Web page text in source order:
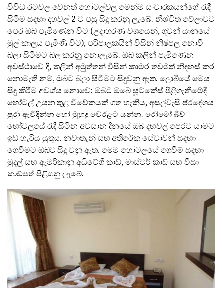
විවිධ රටවල වෙනත් හෝටල්වල මෙන්ම සංචාරකයන්ගේ රැඳී
සිටීම සඳහා දහවල් 2 ට පසු සිදු කරනු ලැබේ. නිශ්චිත වේලාවට
පෙර ඔබ පැමිණෙන විට (උදාහරණ වශයෙන්, ගුවන් යානයේ
මුල් කාලය පැමිණි විට), පරිපාලකයින් විසින් නිෂ්පල නොවී
බලා සිටීමට බල කරනු නොලැබේ. ඔබ කලින් පැමිණෙන
අවස්ථාවේ දී, කලින් අමුත්තන් විසින් කාමර තවමත් නිදහස් කර
නොමැති නම්, ඔබට බලා සිටීමට සිදුවනු ඇත. ලොබියේ මෙය
සිදු කිරීම අවශ්ය නොවේ: ඔබට ඔබේ සූට්කේස් පිළිගැනීමේදී
හෝටල් උයන තුළ විවේකයක් ගත හැකිය, අසල්වැසි ප්රදේශය
පුරා ඇවිදින්න හෝ මුහුදු වෙරළට යන්න. රෝමෝ බීච්
හෝටලයේ රැඳී සිටින අවසාන දිනයේ ඔබ දහවල් පෙරට යාමට
ඉඩ හැරිය යුතුය. නවාතැන් සහ අතිරේක සේවාවන් සඳහා
ගෙවීමට ඔබට සිදු වනු ඇත. මෙම හෝටලයේ ගෙවීම් සඳහා
මුදල් සහ ඇමරිකානු අධිවේගී කාඩ්, මාස්ටර් කාඩ් සහ වීසා
කාඩ්පත් පිළිගනු ලැබේ.